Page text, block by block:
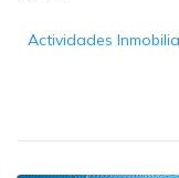
Actividades